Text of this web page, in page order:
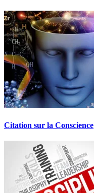
Citation sur la Conscience